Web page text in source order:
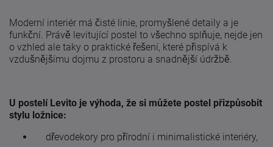
Moderní interiér má čisté linie, promyšlené detaily a je
funkční. Právě levitující postel to všechno splňuje, nejde jen
o vzhled ale taky o praktické řešení, které přispívá k
vzdušnějšímu dojmu z prostoru a snadnější údržbě.
U postelí Levito je výhoda, že si můžete postel přizpůsobit
stylu ložnice:
dřevodekory pro přírodní i minimalistické interiéry,